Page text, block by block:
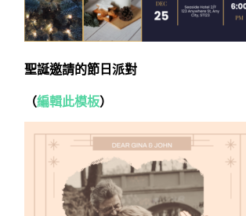
聖誕邀請的節日派對
（編輯此模板）